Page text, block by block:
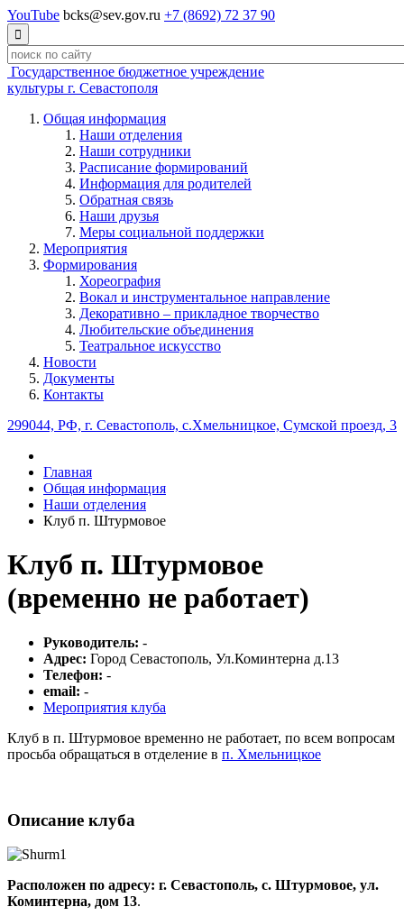
YouTube bcks@sev.gov.ru +7 (8692) 72 37 90

Государственное бюджетное учреждение
культуры г. Севастополя
Общая информация
Наши отделения
Наши сотрудники
Расписание формирований
Информация для родителей
Обратная связь
Наши друзья
Меры социальной поддержки
Мероприятия
Формирования
Хореография
Вокал и инструментальное направление
Декоративно – прикладное творчество
Любительские объединения
Театральное искусство
Новости
Документы
Контакты
299044, РФ, г. Севастополь, с.Хмельницкое, Сумской проезд, 3
Главная
Общая информация
Наши отделения
Клуб п. Штурмовое
Клуб п. Штурмовое
(временно не работает)
Руководитель: -
Адрес: Город Севастополь, Ул.Коминтерна д.13
Телефон: -
email: -
Мероприятия клуба
Клуб в п. Штурмовое временно не работает, по всем вопросам
просьба обращаться в отделение в п. Хмельницкое
Описание клуба
Расположен по адресу: г. Севастополь, с. Штурмовое, ул.
Коминтерна, дом 13.